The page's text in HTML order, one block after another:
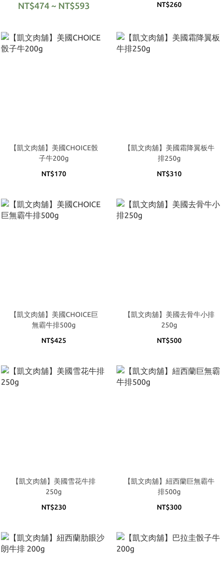
NT$474 ~ NT$593 NT$260
【凱文肉舖】美國CHOICE骰
子牛200g
NT$170
【凱文肉舖】美國霜降翼板牛
排250g
NT$310
【凱文肉舖】美國CHOICE巨
無霸牛排500g
NT$425
【凱文肉舖】美國去骨牛小排
250g
NT$500
【凱文肉舖】美國雪花牛排
250g
NT$230
【凱文肉舖】紐西蘭巨無霸牛
排500g
NT$300